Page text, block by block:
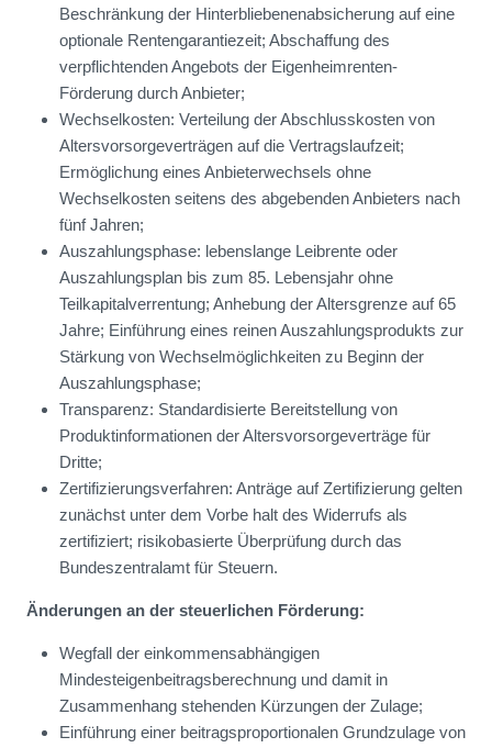
Beschränkung der Hinterbliebenenabsicherung auf eine
optionale Rentengarantiezeit; Abschaffung des
verpflichtenden Angebots der Eigenheimrenten-
Förderung durch Anbieter;
Wechselkosten: Verteilung der Abschlusskosten von
Altersvorsorgeverträgen auf die Vertragslaufzeit;
Ermöglichung eines Anbieterwechsels ohne
Wechselkosten seitens des abgebenden Anbieters nach
fünf Jahren;
Auszahlungsphase: lebenslange Leibrente oder
Auszahlungsplan bis zum 85. Lebensjahr ohne
Teilkapitalverrentung; Anhebung der Altersgrenze auf 65
Jahre; Einführung eines reinen Auszahlungsprodukts zur
Stärkung von Wechselmöglichkeiten zu Beginn der
Auszahlungsphase;
Transparenz: Standardisierte Bereitstellung von
Produktinformationen der Altersvorsorgeverträge für
Dritte;
Zertifizierungsverfahren: Anträge auf Zertifizierung gelten
zunächst unter dem Vorbe halt des Widerrufs als
zertifiziert; risikobasierte Überprüfung durch das
Bundeszentralamt für Steuern.
Änderungen an der steuerlichen Förderung:
Wegfall der einkommensabhängigen
Mindesteigenbeitragsberechnung und damit in
Zusammenhang stehenden Kürzungen der Zulage;
Einführung einer beitragsproportionalen Grundzulage von